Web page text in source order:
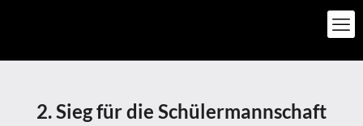
2. Sieg für die Schülermannschaft